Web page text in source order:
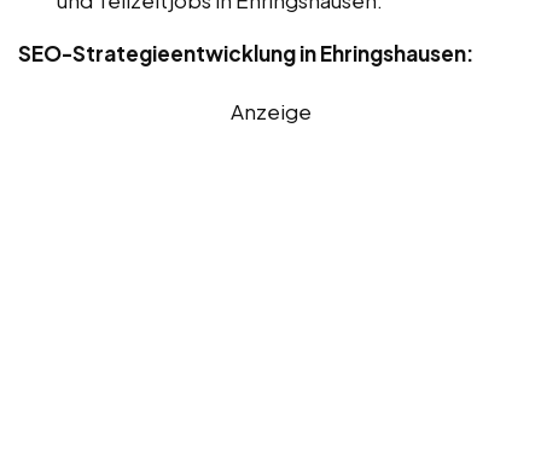
SEO-Strategieentwicklung in Ehringshausen:
Anzeige